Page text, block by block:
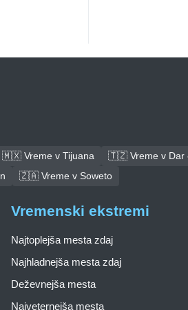
🇲🇽 Vreme v Tijuana
🇹🇿 Vreme v Dar
🇿🇦 Vreme v Soweto
Vremenski ekstremi
Najtoplejša mesta zdaj
Najhladnejša mesta zdaj
Deževnejša mesta
Najveternejša mesta